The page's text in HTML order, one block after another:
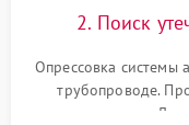
2. Поиск
Опрессовка системы
трубопроводе.
течеискателем.